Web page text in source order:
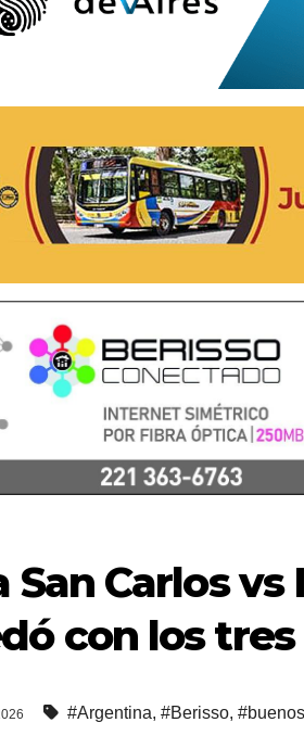
San Carlos vs
con los
#Argentina, #Berisso,